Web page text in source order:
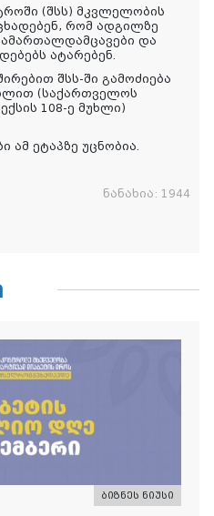
(შსს) მკვლელობის
რომ ადგილზე
და
ატარებენ.
შსს-ში გამოძიება
(საქართველოს
108-ე მუხლი)
ამ ეტაპზე უცნობია.
ნანახია: 1944
ბიზნეს ნიუსი